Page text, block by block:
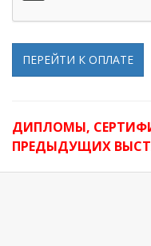
ПЕРЕЙТИ К ОПЛАТЕ
ДИПЛОМЫ,
ПРЕДЫДУЩИХ